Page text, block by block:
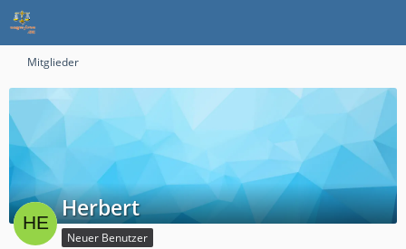
Mitglieder
Herbert
Neuer Benutzer